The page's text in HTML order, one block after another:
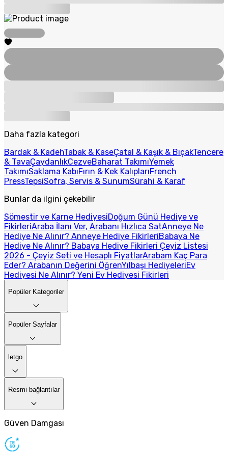
Daha fazla kategori
Bardak & KadehTabak & KaseÇatal & Kaşık & BıçakTencere
& TavaÇaydanlıkCezveBaharat TakımıYemek
TakımıSaklama KabıFırın & Kek KalıplarıFrench
PressTepsiSofra, Servis & SunumSürahi & Karaf
Bunlar da ilgini çekebilir
Sömestir ve Karne HediyesiDoğum Günü Hediye ve
FikirleriAraba İlanı Ver, Arabanı Hızlıca SatAnneye Ne
Hediye Ne Alınır? Anneye Hediye FikirleriBabaya Ne
Hediye Ne Alınır? Babaya Hediye Fikirleri Çeyiz Listesi
2026 - Çeyiz Seti ve Hesaplı FiyatlarArabam Kaç Para
Eder? Arabanın Değerini ÖğrenYılbaşı HediyeleriEv
Hediyesi Ne Alınır? Yeni Ev Hediyesi Fikirleri
Popüler Kategoriler
Popüler Sayfalar
letgo
Resmi bağlantılar
Güven Damgası